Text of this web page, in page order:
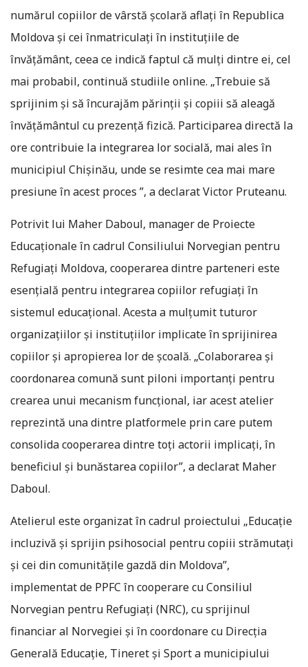
numărul copiilor de vârstă școlară aflați în Republica
Moldova și cei înmatriculați în instituțiile de
învățământ, ceea ce indică faptul că mulți dintre ei, cel
mai probabil, continuă studiile online. „Trebuie să
sprijinim și să încurajăm părinții și copiii să aleagă
învățământul cu prezență fizică. Participarea directă la
ore contribuie la integrarea lor socială, mai ales în
municipiul Chișinău, unde se resimte cea mai mare
presiune în acest proces ”, a declarat Victor Pruteanu.
Potrivit lui Maher Daboul, manager de Proiecte
Educaționale în cadrul Consiliului Norvegian pentru
Refugiați Moldova, cooperarea dintre parteneri este
esențială pentru integrarea copiilor refugiați în
sistemul educațional. Acesta a mulțumit tuturor
organizațiilor și instituțiilor implicate în sprijinirea
copiilor și apropierea lor de școală. „Colaborarea și
coordonarea comună sunt piloni importanți pentru
crearea unui mecanism funcțional, iar acest atelier
reprezintă una dintre platformele prin care putem
consolida cooperarea dintre toți actorii implicați, în
beneficiul și bunăstarea copiilor”, a declarat Maher
Daboul.
Atelierul este organizat în cadrul proiectului „Educație
incluzivă și sprijin psihosocial pentru copiii strămutați
și cei din comunitățile gazdă din Moldova”,
implementat de PPFC în cooperare cu Consiliul
Norvegian pentru Refugiați (NRC), cu sprijinul
financiar al Norvegiei și în coordonare cu Direcția
Generală Educație, Tineret și Sport a municipiului